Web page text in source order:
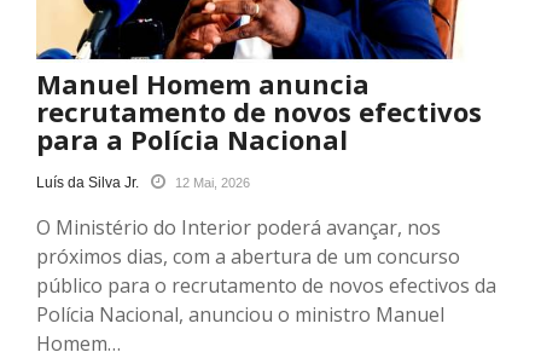
Manuel Homem anuncia
recrutamento de novos efectivos
para a Polícia Nacional
Luís da Silva Jr. 12 Mai, 2026
O Ministério do Interior poderá avançar, nos
próximos dias, com a abertura de um concurso
público para o recrutamento de novos efectivos da
Polícia Nacional, anunciou o ministro Manuel
Homem…